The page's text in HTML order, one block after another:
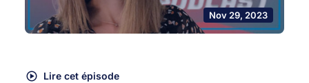
Nov 29, 2023
Lire cet épisode